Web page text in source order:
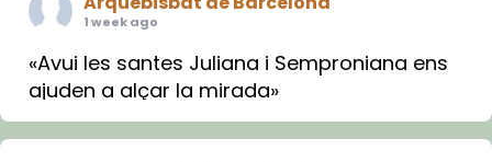
1 week ago
«Avui les santes Juliana i Semproniana ens
ajuden a alçar la mirada»
Mons. Sergi Gordo, bisbe de Tortosa, ha